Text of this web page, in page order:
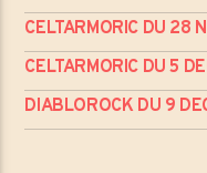
CELTARMORIC DU 28
CELTARMORIC DU 5
DIABLOROCK DU 9